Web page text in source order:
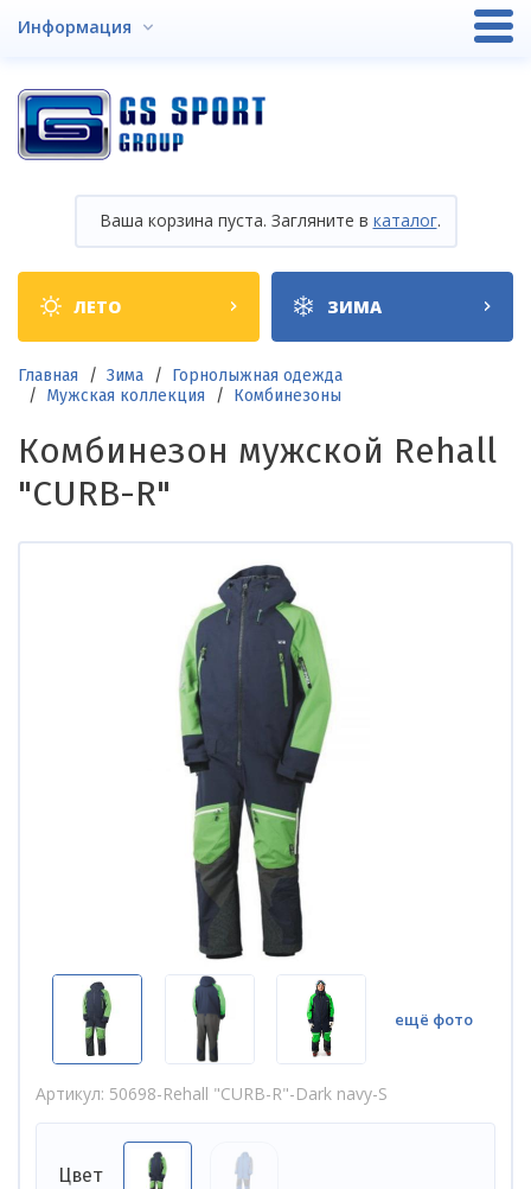
Информация
Ваша корзина пуста. Загляните в каталог.
Shop
categories
ЛЕТО ЗИМА
Строка
навигации
Главная Зима
Горнолыжная одежда
Мужская коллекция
Комбинезоны
Комбинезон мужской Rehall
"CURB-R"
Артикул 50698-Rehall "CURB-R"-Dark navy-S
Цвет